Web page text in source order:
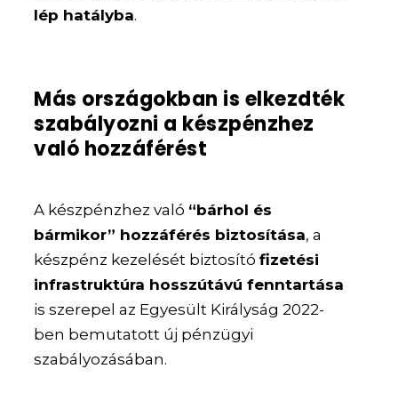
lép hatályba.
Más országokban is elkezdték
szabályozni a készpénzhez
való hozzáférést
A készpénzhez való “bárhol és
bármikor” hozzáférés biztosítása, a
készpénz kezelését biztosítófizetési
infrastruktúra hosszútávú fenntartása
is szerepel az Egyesült Királyság 2022-
ben bemutatott új pénzügyi
szabályozásában.